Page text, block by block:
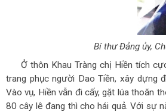
Bí thư Đảng ủy,
Ở thôn Khau Tràng chị Hiền tích
trang phục người Dao Tiền, xây dựng
Vào vụ, Hiền vẫn đi cấy, gặt lúa thoăn
80 cây lê đang thì cho hái quả. Với sự